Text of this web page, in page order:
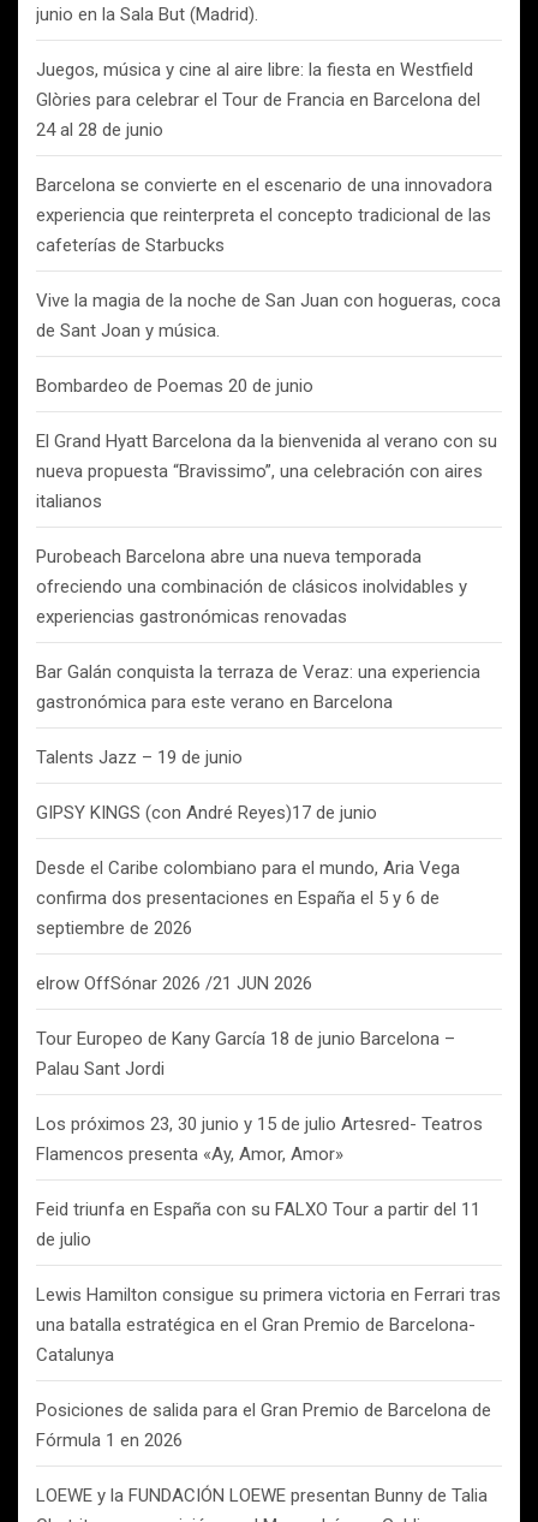
junio en la Sala But (Madrid).
Juegos, música y cine al aire libre: la fiesta en Westfield
Glòries para celebrar el Tour de Francia en Barcelona del
24 al 28 de junio
Barcelona se convierte en el escenario de una innovadora
experiencia que reinterpreta el concepto tradicional de las
cafeterías de Starbucks
Vive la magia de la noche de San Juan con hogueras, coca
de Sant Joan y música.
Bombardeo de Poemas 20 de junio
El Grand Hyatt Barcelona da la bienvenida al verano con su
nueva propuesta “Bravissimo”, una celebración con aires
italianos
Purobeach Barcelona abre una nueva temporada
ofreciendo una combinación de clásicos inolvidables y
experiencias gastronómicas renovadas
Bar Galán conquista la terraza de Veraz: una experiencia
gastronómica para este verano en Barcelona
Talents Jazz – 19 de junio
GIPSY KINGS (con André Reyes)17 de junio
Desde el Caribe colombiano para el mundo, Aria Vega
confirma dos presentaciones en España el 5 y 6 de
septiembre de 2026
elrow OffSónar 2026 /21 JUN 2026
Tour Europeo de Kany García 18 de junio Barcelona –
Palau Sant Jordi
Los próximos 23, 30 junio y 15 de julio Artesred- Teatros
Flamencos presenta «Ay, Amor, Amor»
Feid triunfa en España con su FALXO Tour a partir del 11
de julio
Lewis Hamilton consigue su primera victoria en Ferrari tras
una batalla estratégica en el Gran Premio de Barcelona-
Catalunya
Posiciones de salida para el Gran Premio de Barcelona de
Fórmula 1 en 2026
LOEWE y la FUNDACIÓN LOEWE presentan Bunny de Talia